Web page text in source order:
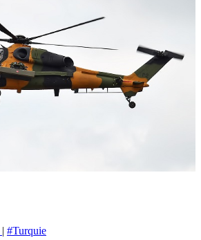
| #Turquie